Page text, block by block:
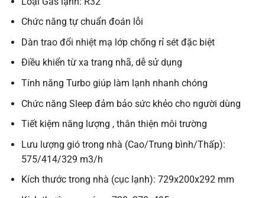
Chức năng tự chuẩn đoán lỗi
Dàn trao đổi nhiệt mạ lớp chống rỉ sét đặc biệt
Điều khiển từ xa trang nhã, dễ sử dụng
Tính năng Turbo giúp làm lạnh nhanh chóng
Chức năng Sleep đảm bảo sức khẻo cho người dùng
Tiết kiệm năng lượng , thân thiện môi trường
Lưu lượng gió trong nhà (Cao/Trung bình/Thấp):
575/414/329 m3/h
Kích thước trong nhà (cục lạnh): 729x200x292 mm